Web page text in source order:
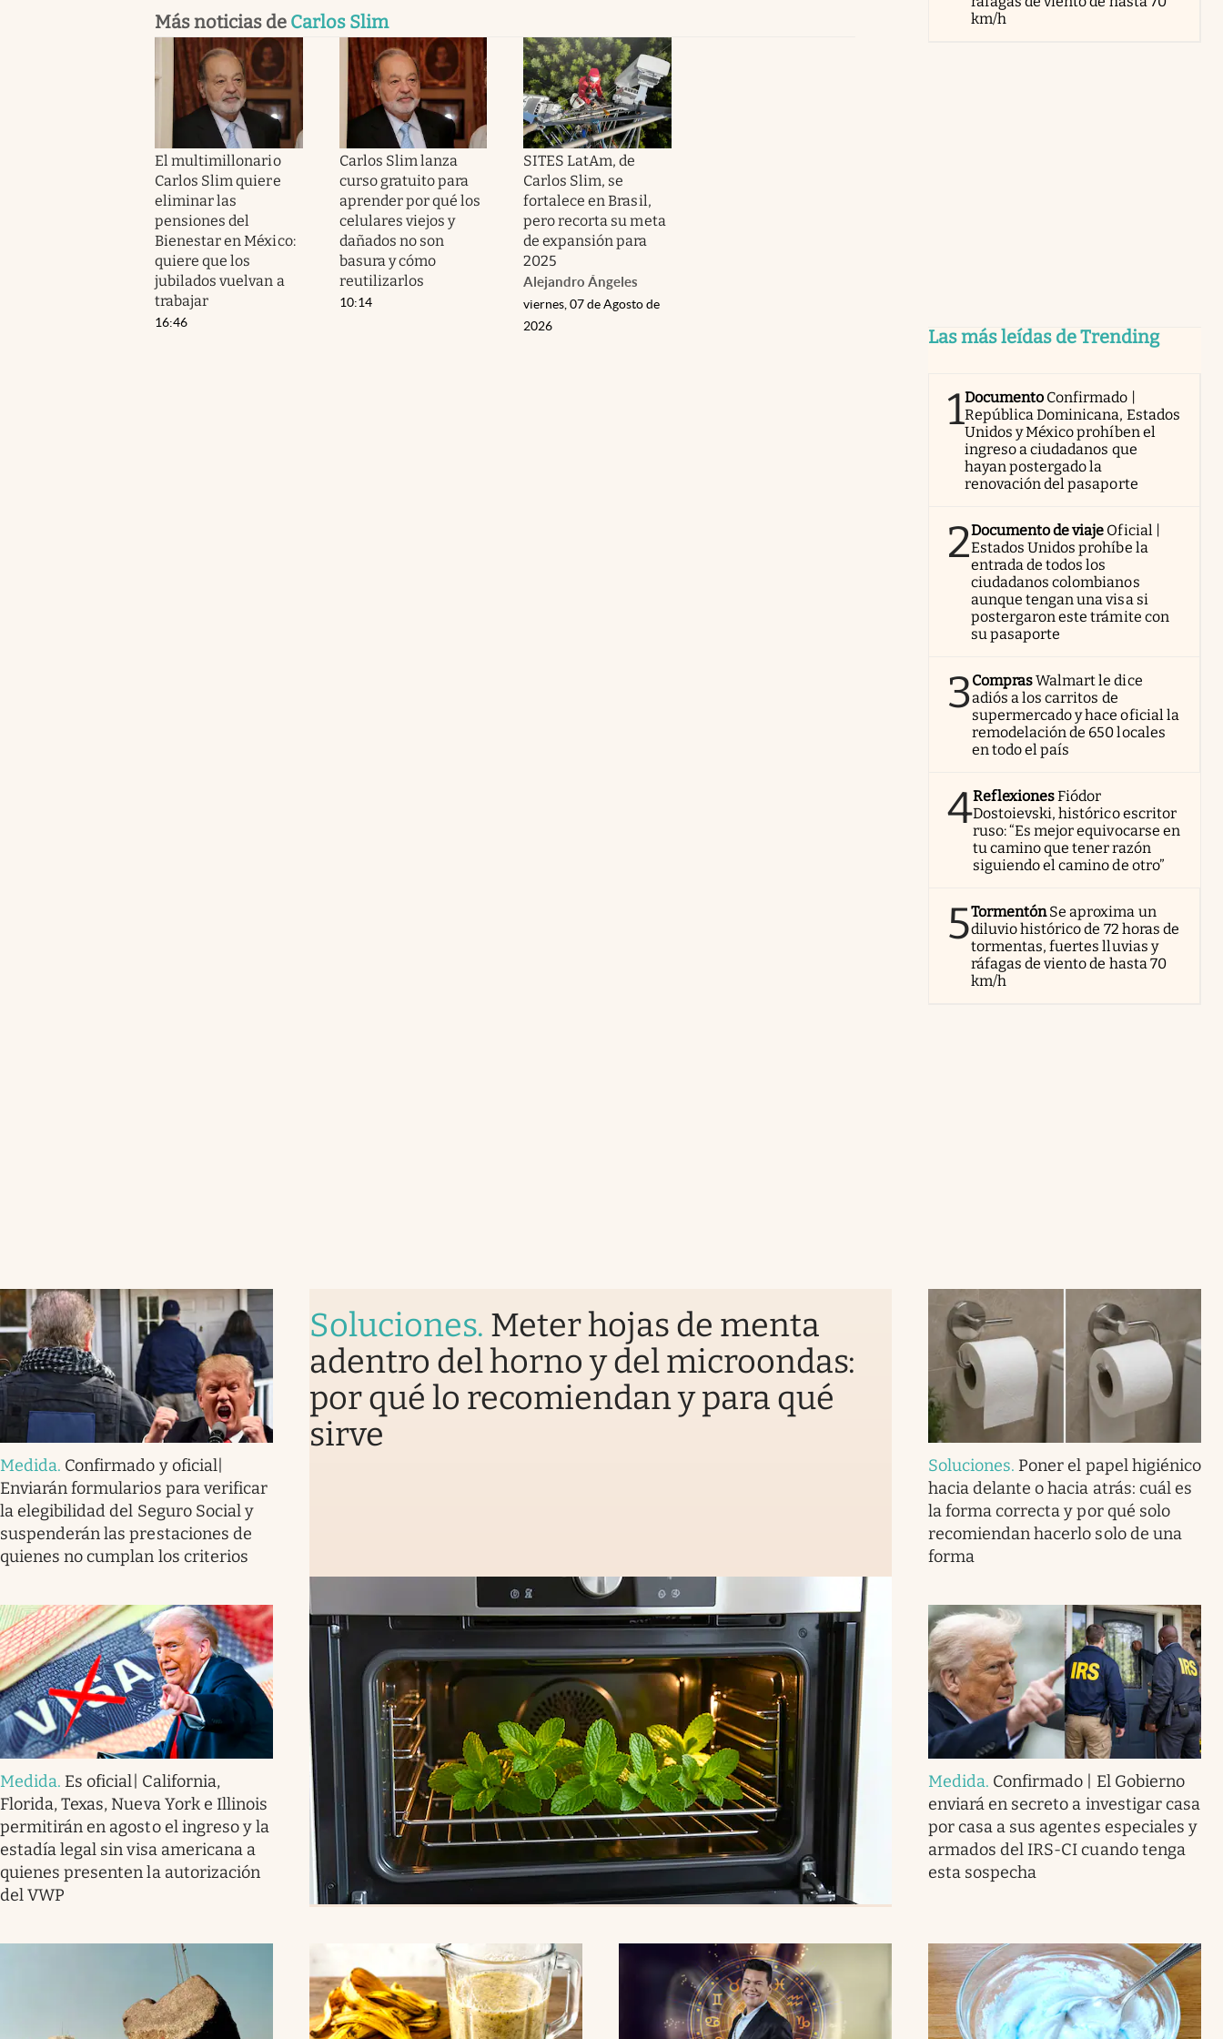
Más noticias de Carlos Slim
El multimillonario
Carlos Slim quiere
eliminar las
pensiones del
Bienestar en México:
quiere que los
jubilados vuelvan a
trabajar
16:46
Carlos Slim lanza
curso gratuito para
aprender por qué los
celulares viejos y
dañados no son
basura y cómo
reutilizarlos
10:14
SITES LatAm, de
Carlos Slim, se
fortalece en Brasil,
pero recorta su meta
de expansión para
2025
Alejandro Ángeles
viernes, 07 de Agosto de
2026
km/h
Las más leídas de Trending
1Documento Confirmado |
República Dominicana, Estados
Unidos y México prohíben el
ingreso a ciudadanos que
hayan postergado la
renovación del pasaporte
2Documento de viaje Oficial |
Estados Unidos prohíbe la
entrada de todos los
ciudadanos colombianos
aunque tengan una visa si
postergaron este trámite con
su pasaporte
3ComprasWalmart le dice
adiós a los carritos de
supermercado y hace oficial la
remodelación de 650 locales
en todo el país
4ReflexionesFiódor
Dostoievski, histórico escritor
ruso: “Es mejor equivocarse en
tu camino que tener razón
siguiendo el camino de otro”
5TormentónSe aproxima un
diluvio histórico de 72 horas de
tormentas, fuertes lluvias y
ráfagas de viento de hasta 70
km/h
Medida. Confirmado y oficial|
Enviarán formularios para verificar
la elegibilidad del Seguro Social y
suspenderán las prestaciones de
quienes no cumplan los criterios
Soluciones. Meter hojas de menta
adentro del horno y del microondas:
por qué lo recomiendan y para qué
sirve
Soluciones. Poner el papel higiénico
hacia delante o hacia atrás: cuál es
la forma correcta y por qué solo
recomiendan hacerlo solo de una
forma
Medida. Es oficial| California,
Florida, Texas, Nueva York e Illinois
permitirán en agosto el ingreso y la
estadía legal sin visa americana a
quienes presenten la autorización
del VWP
Medida. Confirmado | El Gobierno
enviará en secreto a investigar casa
por casa a sus agentes especiales y
armados del IRS-CI cuando tenga
esta sospecha